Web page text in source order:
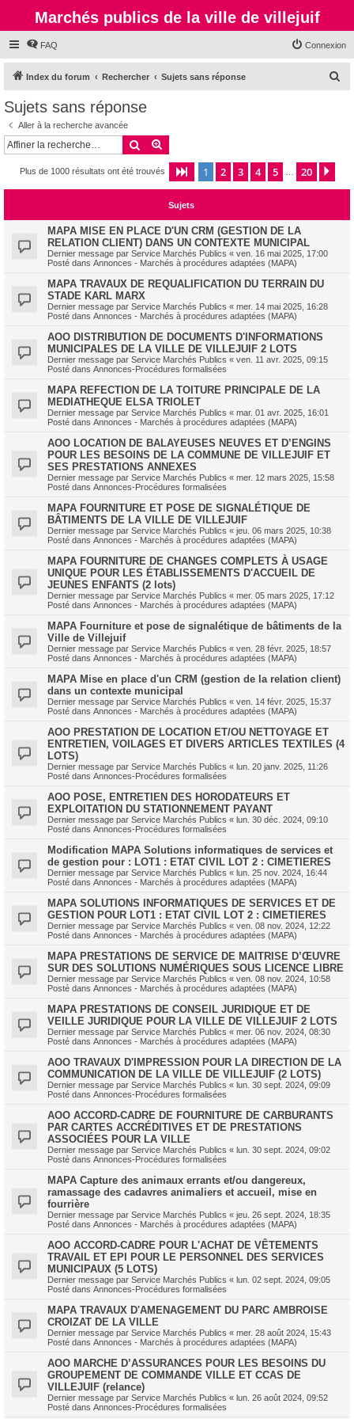
Marchés publics de la ville de villejuif
FAQ Connexion
Index du forum Rechercher Sujets sans réponse
c
Sujets sans réponse
Aller à la recherche avancée
Rechercher
Plus de 1000 résultats ont été trouvés Page 1sur20
1 2 3 4 5 20
Sujets
MAPA MISE EN PLACE D'UN CRM (GESTION DE LA
RELATION CLIENT) DANS UN CONTEXTE MUNICIPAL
Dernier message par Service Marchés Publics « ven. 16 mai 2025, 17:00
Posté dans Annonces - Marchés à procédures adaptées (MAPA)
MAPA TRAVAUX DE REQUALIFICATION DU TERRAIN DU
STADE KARL MARX
Dernier message par Service Marchés Publics « mer. 14 mai 2025, 16:28
Posté dans Annonces - Marchés à procédures adaptées (MAPA)
AOO DISTRIBUTION DE DOCUMENTS D'INFORMATIONS
MUNICIPALES DE LA VILLE DE VILLEJUIF 2 LOTS
Dernier message par Service Marchés Publics « ven. 11 avr. 2025, 09:15
Posté dans Annonces-Procédures formalisées
MAPA REFECTION DE LA TOITURE PRINCIPALE DE LA
MEDIATHEQUE ELSA TRIOLET
Dernier message par Service Marchés Publics « mar. 01 avr. 2025, 16:01
Posté dans Annonces - Marchés à procédures adaptées (MAPA)
AOO LOCATION DE BALAYEUSES NEUVES ET D’ENGINS
POUR LES BESOINS DE LA COMMUNE DE VILLEJUIF ET
SES PRESTATIONS ANNEXES
Dernier message par Service Marchés Publics « mer. 12 mars 2025, 15:58
Posté dans Annonces-Procédures formalisées
MAPA FOURNITURE ET POSE DE SIGNALÉTIQUE DE
BÂTIMENTS DE LA VILLE DE VILLEJUIF
Dernier message par Service Marchés Publics « jeu. 06 mars 2025, 10:38
Posté dans Annonces - Marchés à procédures adaptées (MAPA)
MAPA FOURNITURE DE CHANGES COMPLETS À USAGE
UNIQUE POUR LES ÉTABLISSEMENTS D'ACCUEIL DE
JEUNES ENFANTS (2 lots)
Dernier message par Service Marchés Publics « mer. 05 mars 2025, 17:12
Posté dans Annonces - Marchés à procédures adaptées (MAPA)
MAPA Fourniture et pose de signalétique de bâtiments de la
Ville de Villejuif
Dernier message par Service Marchés Publics « ven. 28 févr. 2025, 18:57
Posté dans Annonces - Marchés à procédures adaptées (MAPA)
MAPA Mise en place d'un CRM (gestion de la relation client)
dans un contexte municipal
Dernier message par Service Marchés Publics « ven. 14 févr. 2025, 15:37
Posté dans Annonces - Marchés à procédures adaptées (MAPA)
AOO PRESTATION DE LOCATION ET/OU NETTOYAGE ET
ENTRETIEN, VOILAGES ET DIVERS ARTICLES TEXTILES (4
LOTS)
Dernier message par Service Marchés Publics « lun. 20 janv. 2025, 11:26
Posté dans Annonces-Procédures formalisées
AOO POSE, ENTRETIEN DES HORODATEURS ET
EXPLOITATION DU STATIONNEMENT PAYANT
Dernier message par Service Marchés Publics « lun. 30 déc. 2024, 09:10
Posté dans Annonces-Procédures formalisées
Modification MAPA Solutions informatiques de services et
de gestion pour : LOT1 : ETAT CIVIL LOT 2 : CIMETIERES
Dernier message par Service Marchés Publics « lun. 25 nov. 2024, 16:44
Posté dans Annonces - Marchés à procédures adaptées (MAPA)
MAPA SOLUTIONS INFORMATIQUES DE SERVICES ET DE
GESTION POUR LOT1 : ETAT CIVIL LOT 2 : CIMETIERES
Dernier message par Service Marchés Publics « ven. 08 nov. 2024, 12:22
Posté dans Annonces - Marchés à procédures adaptées (MAPA)
MAPA PRESTATIONS DE SERVICE DE MAITRISE D’ŒUVRE
SUR DES SOLUTIONS NUMÉRIQUES SOUS LICENCE LIBRE
Dernier message par Service Marchés Publics « ven. 08 nov. 2024, 10:58
Posté dans Annonces - Marchés à procédures adaptées (MAPA)
MAPA PRESTATIONS DE CONSEIL JURIDIQUE ET DE
VEILLE JURIDIQUE POUR LA VILLE DE VILLEJUIF 2 LOTS
Dernier message par Service Marchés Publics « mer. 06 nov. 2024, 08:30
Posté dans Annonces - Marchés à procédures adaptées (MAPA)
AOO TRAVAUX D'IMPRESSION POUR LA DIRECTION DE LA
COMMUNICATION DE LA VILLE DE VILLEJUIF (2 LOTS)
Dernier message par Service Marchés Publics « lun. 30 sept. 2024, 09:09
Posté dans Annonces-Procédures formalisées
AOO ACCORD-CADRE DE FOURNITURE DE CARBURANTS
PAR CARTES ACCRÉDITIVES ET DE PRESTATIONS
ASSOCIÉES POUR LA VILLE
Dernier message par Service Marchés Publics « lun. 30 sept. 2024, 09:02
Posté dans Annonces-Procédures formalisées
MAPA Capture des animaux errants et/ou dangereux,
ramassage des cadavres animaliers et accueil, mise en
fourrière
Dernier message par Service Marchés Publics « jeu. 26 sept. 2024, 18:35
Posté dans Annonces - Marchés à procédures adaptées (MAPA)
AOO ACCORD-CADRE POUR L'ACHAT DE VÊTEMENTS
TRAVAIL ET EPI POUR LE PERSONNEL DES SERVICES
MUNICIPAUX (5 LOTS)
Dernier message par Service Marchés Publics « lun. 02 sept. 2024, 09:05
Posté dans Annonces-Procédures formalisées
MAPA TRAVAUX D'AMENAGEMENT DU PARC AMBROISE
CROIZAT DE LA VILLE
Dernier message par Service Marchés Publics « mer. 28 août 2024, 15:43
Posté dans Annonces - Marchés à procédures adaptées (MAPA)
AOO MARCHE D’ASSURANCES POUR LES BESOINS DU
GROUPEMENT DE COMMANDE VILLE ET CCAS DE
VILLEJUIF (relance)
Dernier message par Service Marchés Publics « lun. 26 août 2024, 09:52
Posté dans Annonces-Procédures formalisées